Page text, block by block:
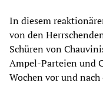
In diesem
von den
Schüren von
Ampel-Parteien und
Wochen vor und